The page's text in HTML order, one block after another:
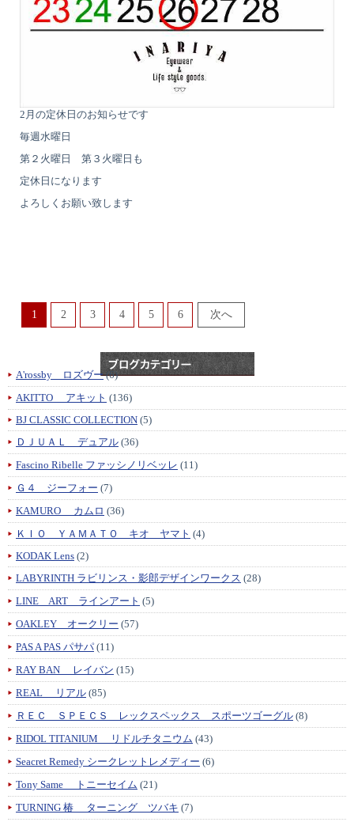
2月の定休日のお知らせです
毎週水曜日
第２火曜日 第３火曜日も
定休日になります
よろしくお願い致します
1 2 3 4 5 6
A'rossby ロズヴー(6)
AKITTO アキット (136)
BJ CLASSIC COLLECTION (5)
ＤＪＵＡＬ デュアル (36)
Fascino Ribelle ファッシノリベッレ (11)
Ｇ４ ジーフォー (7)
KAMURO カムロ (36)
ＫＩＯ ＹＡＭＡＴＯ キオ ヤマト (4)
KODAK Lens (2)
LABYRINTH ラビリンス・影郎デザインワークス (28)
LINE ART ラインアート (5)
OAKLEY オークリー (57)
PAS A PAS パサパ (11)
RAY BAN レイバン (15)
REAL リアル (85)
ＲＥＣ ＳＰＥＣＳ レックスペックス スポーツゴーグル (8)
RIDOL TITANIUM リドルチタニウム (43)
Seacret Remedy シークレットレメディー (6)
Tony Same トニーセイム (21)
TURNING 椿 ターニング ツバキ (7)